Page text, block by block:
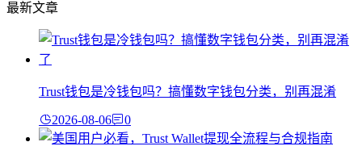
最新文章
Trust钱包是冷钱包吗？搞懂数字钱包分类，别再混淆
2026-08-06 0